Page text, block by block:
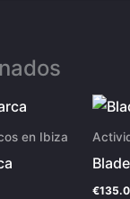
en Ibiza
€